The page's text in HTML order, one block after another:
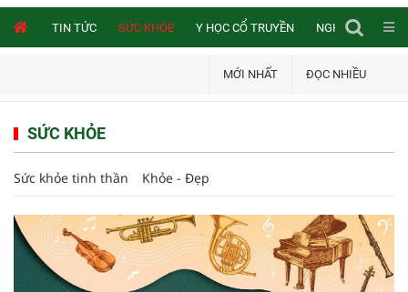
TIN TỨC SỨC KHỎE Y HỌC CỔ TRUYỀN NGHIÊN CỨU
MỚI NHẤT ĐỌC NHIỀU
SỨC KHỎE
Sức khỏe tinh thần Khỏe - Đẹp